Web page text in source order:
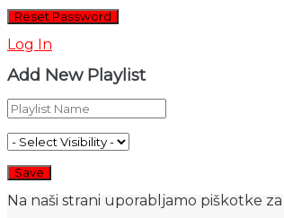
Log In
Add New Playlist
Na naši strani uporabljamo piškotke